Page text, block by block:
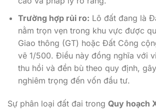
Trường hợp rủi ro: Lô đất đang là
nằm trọn vẹn trong khu vực được
Giao thông (GT) hoặc Đất Công
vẽ 1/500. Điều này đồng nghĩa với
thu hồi và đền bù theo quy định,
nghiêm trọng đến vốn đầu tư.
Sự phân loại đất đai trong Quy hoạch